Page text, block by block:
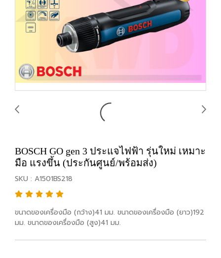
BOSCH GO gen 3 ประแจไฟฟ้า รุ่นใหม่ เหมาะ
มือ แรงขึ้น (ประกันศูนย์/พร้อมส่ง)
SKU : A1501BS218
ขนาดของเครื่องมือ (กว้าง)41 มม. ขนาดของเครื่องมือ (ยาว)192
มม. ขนาดของเครื่องมือ (สูง)41 มม.